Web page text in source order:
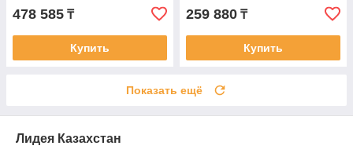
478 585 ₸
Купить
259 880 ₸
Купить
Показать ещё
Лидея Казахстан